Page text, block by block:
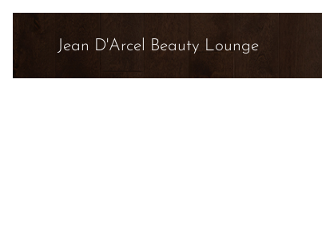
Jean D'Arcel Beauty Lounge